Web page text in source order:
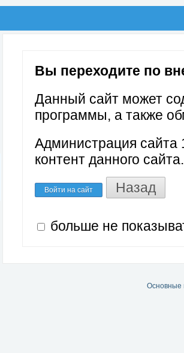
Вы переходите по
Данный сайт может
программы, а также
Администрация сайта
контент данного сайта.
Войти на сайт Назад
больше не
Основные